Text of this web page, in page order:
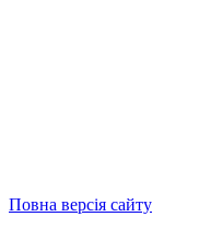
Повна версія сайту